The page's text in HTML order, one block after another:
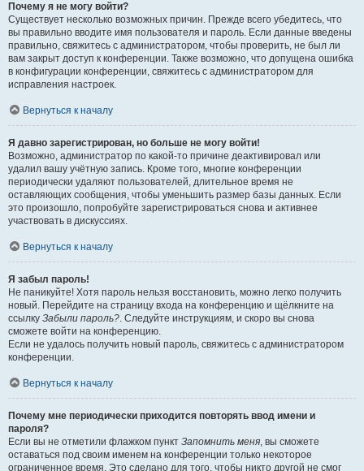
Почему я не могу войти?
Существует несколько возможных причин. Прежде всего убедитесь, что
вы правильно вводите имя пользователя и пароль. Если данные введены
правильно, свяжитесь с администратором, чтобы проверить, не был ли
вам закрыт доступ к конференции. Также возможно, что допущена ошибка
в конфигурации конференции, свяжитесь с администратором для
исправления настроек.
Вернуться к началу
Я давно зарегистрирован, но больше не могу войти!
Возможно, администратор по какой-то причине деактивировал или
удалил вашу учётную запись. Кроме того, многие конференции
периодически удаляют пользователей, длительное время не
оставляющих сообщения, чтобы уменьшить размер базы данных. Если
это произошло, попробуйте зарегистрироваться снова и активнее
участвовать в дискуссиях.
Вернуться к началу
Я забыл пароль!
Не паникуйте! Хотя пароль нельзя восстановить, можно легко получить
новый. Перейдите на страницу входа на конференцию и щёлкните на
ссылку Забыли пароль?. Следуйте инструкциям, и скоро вы снова
сможете войти на конференцию.
Если не удалось получить новый пароль, свяжитесь с администратором
конференции.
Вернуться к началу
Почему мне периодически приходится повторять ввод имени и
пароля?
Если вы не отметили флажком пункт Запомнить меня, вы сможете
оставаться под своим именем на конференции только некоторое
ограниченное время. Это сделано для того, чтобы никто другой не смог